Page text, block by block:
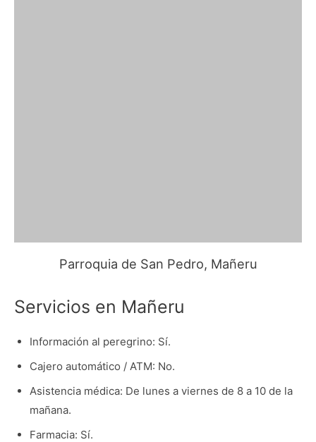
Parroquia de San Pedro, Mañeru
Servicios en Mañeru
Información al peregrino: Sí.
Cajero automático / ATM: No.
Asistencia médica: De lunes a viernes de 8 a 10 de la
mañana.
Farmacia: Sí.